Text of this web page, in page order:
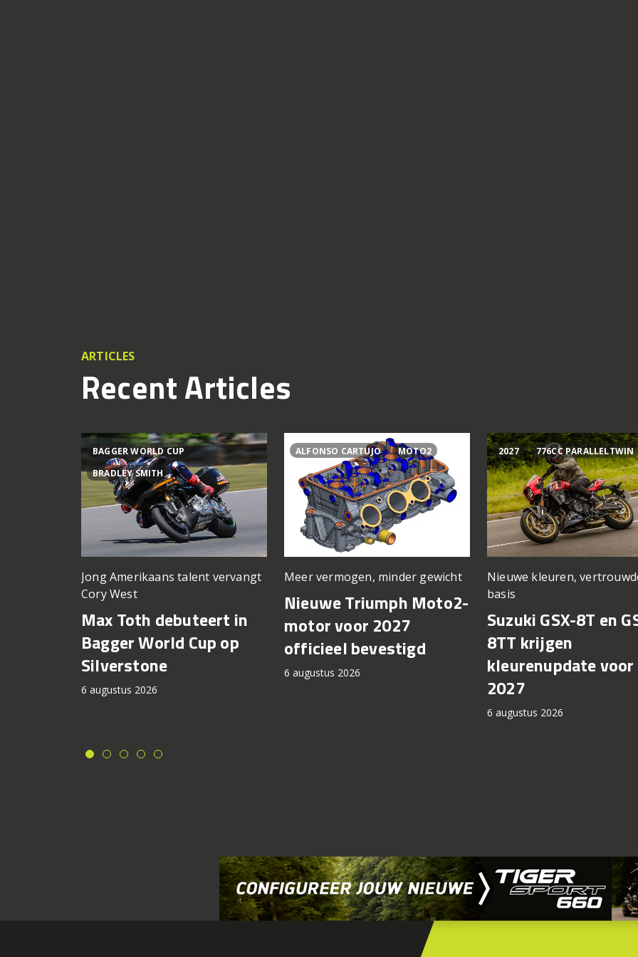
ARTICLES
Recent Articles
BAGGER WORLD CUP
BRADLEY SMITH
Jong Amerikaans talent vervangt
Cory West
Max Toth debuteert in
Bagger World Cup op
Silverstone
6 augustus 2026
ALFONSO CARTUJO MOTO2
Meer vermogen, minder gewicht
Nieuwe Triumph Moto2-
motor voor 2027
officieel bevestigd
6 augustus 2026
2027 776CC PARALLELTWIN
Nieuwe kleuren,
basis
Suzuki GSX-8T en
8TT krijgen
kleurenupdate voor
2027
6 augustus 2026